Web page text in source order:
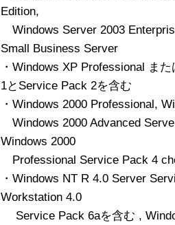
Edition,
Windows Server 2003
Small Business Server
・Windows XP Professional ま
1とService Pack 2を含む
・Windows 2000 Professional,
Windows 2000 Advanced
Windows 2000
Professional Service Pack 4
・Windows NT R 4.0 Server
Workstation 4.0
Service Pack 6aを含む ,